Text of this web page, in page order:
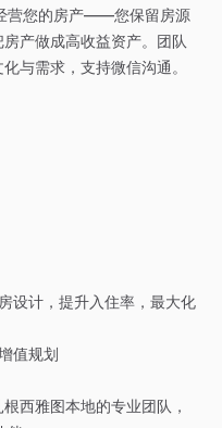
营您的房产——您保留房源
产做成高收益资产。团队
与需求，支持微信沟通。
设计，提升入住率，最大化
值规划
西雅图本地的专业团队，